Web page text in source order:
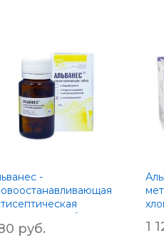
-
губка с
30 шт.
руб. 1